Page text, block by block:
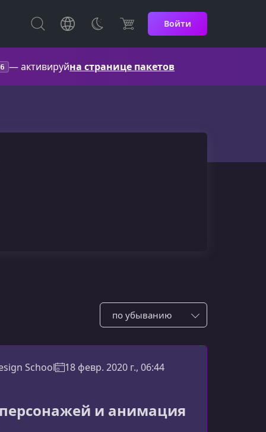
Войти
— активируйна странице пакетов
Сотировать по:
School
18 февр. 2020 г., 06:44
персонажей и анимация